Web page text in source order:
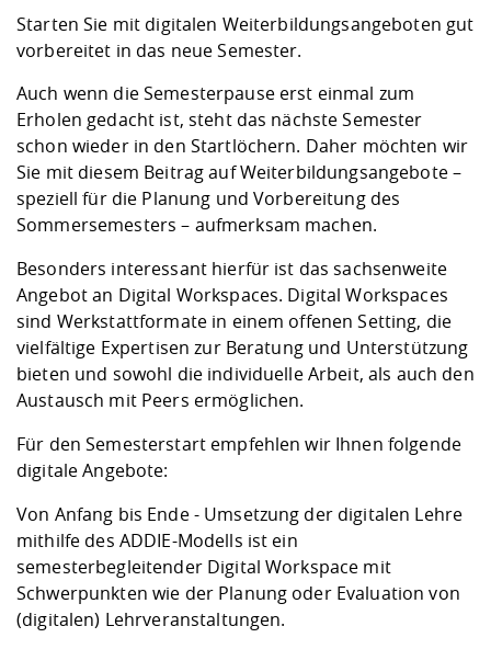
Checkliste zum
und Physik
Fremdsprachen
Studentenwerk
Arbeit
Career Service
Weiterbilden im
Formulare und
Gründung und
Kooperationen
Klimaschutz &
Förderverein
Informatik/
Landbau/
Maschinenbau
Angebote für Unternehmen
Kontakt und Anfahrt
Qualitätssicherung
Starten Sie mit digitalen Weiterbildungsangeboten gut
vorbereitet in das neue Semester.
Auch wenn die Semesterpause erst einmal zum
Erholen gedacht ist, steht das nächste Semester
schon wieder in den Startlöchern. Daher möchten wir
Sie mit diesem Beitrag auf Weiterbildungsangebote –
speziell für die Planung und Vorbereitung des
Sommersemesters – aufmerksam machen.
Besonders interessant hierfür ist das sachsenweite
Angebot an Digital Workspaces. Digital Workspaces
sind Werkstattformate in einem offenen Setting, die
vielfältige Expertisen zur Beratung und Unterstützung
bieten und sowohl die individuelle Arbeit, als auch den
Austausch mit Peers ermöglichen.
Für den Semesterstart empfehlen wir Ihnen folgende
digitale Angebote:
Von Anfang bis Ende - Umsetzung der digitalen Lehre
mithilfe des ADDIE-Modells ist ein
semesterbegleitender Digital Workspace mit
Schwerpunkten wie der Planung oder Evaluation von
(digitalen) Lehrveranstaltungen.